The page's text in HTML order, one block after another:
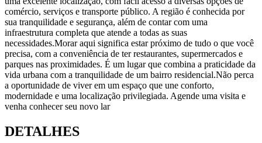
comércio, serviços e transporte público. A região é conhecida por
sua tranquilidade e segurança, além de contar com uma
infraestrutura completa que atende a todas as suas
necessidades.Morar aqui significa estar próximo de tudo o que você
precisa, com a conveniência de ter restaurantes, supermercados e
parques nas proximidades. É um lugar que combina a praticidade da
vida urbana com a tranquilidade de um bairro residencial.Não perca
a oportunidade de viver em um espaço que une conforto,
modernidade e uma localização privilegiada. Agende uma visita e
venha conhecer seu novo lar
DETALHES